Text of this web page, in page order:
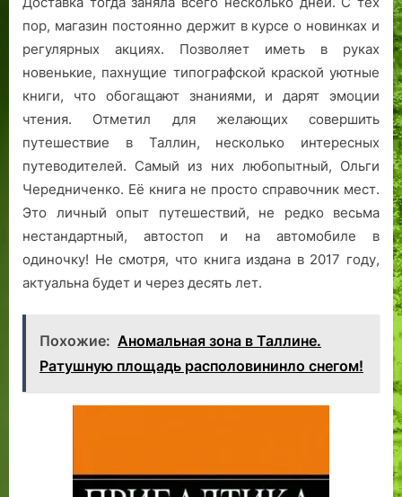
пор, магазин постоянно держит в курсе о новинках и
регулярных акциях. Позволяет иметь в руках
новенькие, пахнущие типографской краской уютные
книги, что обогащают знаниями, и дарят эмоции
чтения. Отметил для желающих совершить
путешествие в Таллин, несколько интересных
путеводителей. Самый из них любопытный, Ольги
Чередниченко. Её книга не просто справочник мест.
Это личный опыт путешествий, не редко весьма
нестандартный, автостоп и на автомобиле в
одиночку! Не смотря, что книга издана в 2017 году,
актуальна будет и через десять лет.
Похожие: Аномальная зона в Таллине.
Ратушную площадь располовининло снегом!